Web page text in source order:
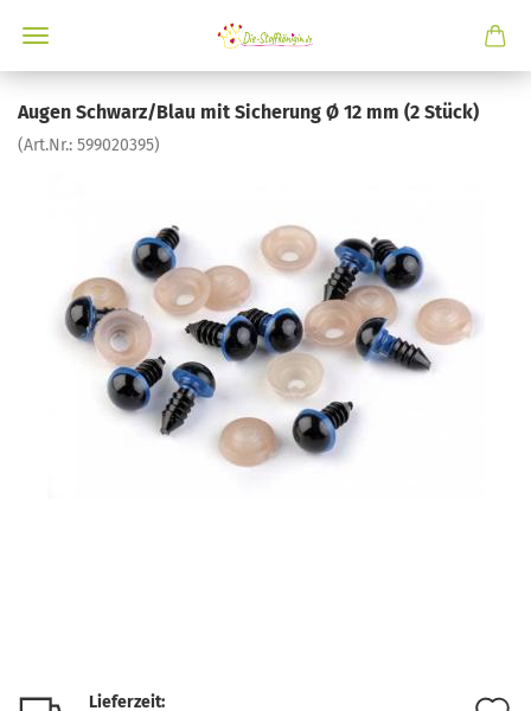
Augen Schwarz/Blau mit Sicherung Ø 12 mm (2 Stück)
(Art.Nr.: 599020395)
Lieferzeit: